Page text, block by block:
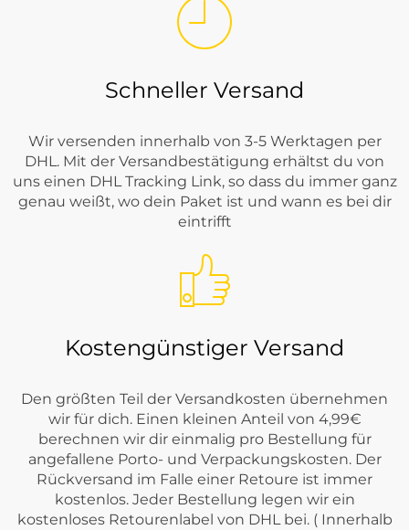
Schneller Versand
Wir versenden innerhalb von 3-5 Werktagen per
DHL. Mit der Versandbestätigung erhältst du von
uns einen DHL Tracking Link, so dass du immer ganz
genau weißt, wo dein Paket ist und wann es bei dir
eintrifft
Kostengünstiger Versand
Den größten Teil der Versandkosten übernehmen
wir für dich. Einen kleinen Anteil von 4,99€
berechnen wir dir einmalig pro Bestellung für
angefallene Porto- und Verpackungskosten. Der
Rückversand im Falle einer Retoure ist immer
kostenlos. Jeder Bestellung legen wir ein
kostenloses Retourenlabel von DHL bei. ( Innerhalb